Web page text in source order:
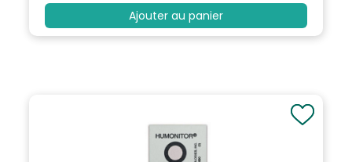
Ajouter au panier